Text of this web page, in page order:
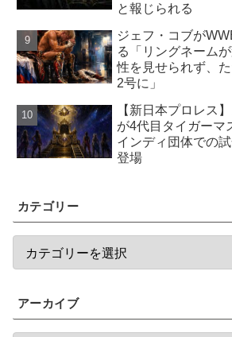
と報じられる
ジェフ・コブが
る「リングネーム
性を見せられず、
2号に」
【新日本プロレス
が4代目タイガー
インディ団体での
登場
カテゴリー
アーカイブ